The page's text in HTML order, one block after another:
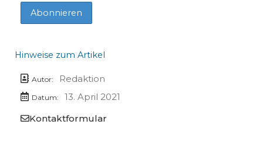
Hinweise zum Artikel
Autor: Redaktion
Datum:
13. April 2021
Kontaktformular